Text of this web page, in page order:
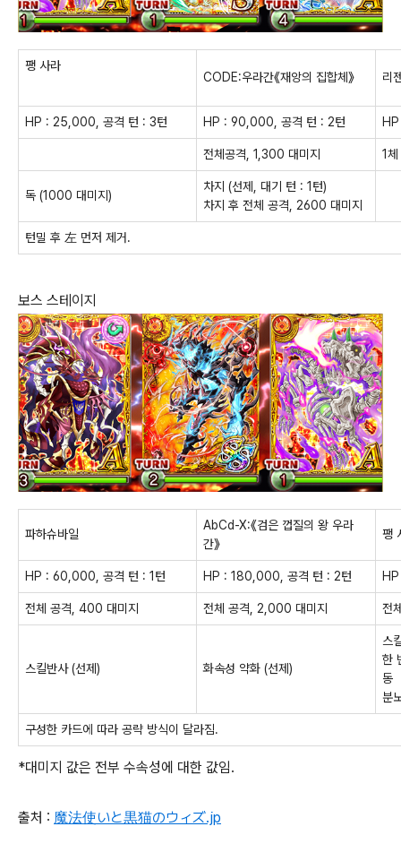
팽 사라
CODE:우라간《재앙의 집합체》
리
HP : 25,000, 공격 턴 : 3턴 HP : 90,000, 공격 턴 : 2턴
전체공격, 1,300 대미지 1
독 (1000 대미지)
차지 (선제, 대기 턴 : 1턴)
차지 후 전체 공격, 2600 대미지
턴밀 후 左 먼저 제거.
보스 스테이지
파하슈바일
AbCd-X:《검은 껍질의 왕 우라
간》
팽
HP : 60,000, 공격 턴 : 1턴 HP : 180,000, 공격 턴 : 2턴
전체 공격, 400 대미지 전체 공격, 2,000 대미지 전
스킬반사 (선제) 화속성 약화 (선제)
스
한
동
분
구성한 카드에 따라 공략 방식이 달라짐.
*대미지 값은 전부 수속성에 대한 값임.
출처 : 魔法使いと黒猫のウィズ.jp